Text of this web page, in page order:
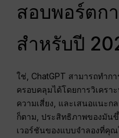
สอบพอร์ตก
สำหรับปี
ใช่, ChatGPT สามารถทำก
ครอบคลุมได้โดยการวิเคร
ความเสี่ยง, และเสนอแนะก
ก็ตาม, ประสิทธิภาพของมัน
เวอร์ชันของแบบจำลองที่คุณ